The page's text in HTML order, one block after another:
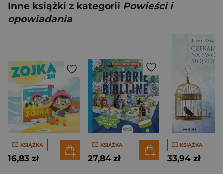
Inne książki z kategorii Powieści i
opowiadania
KSIĄŻKA
16,83 zł
KSIĄŻKA
27,84 zł
KSIĄŻKA
33,94 zł